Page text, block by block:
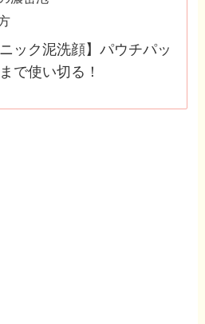
ック泥洗顔】パウチパッ
で使い切る！